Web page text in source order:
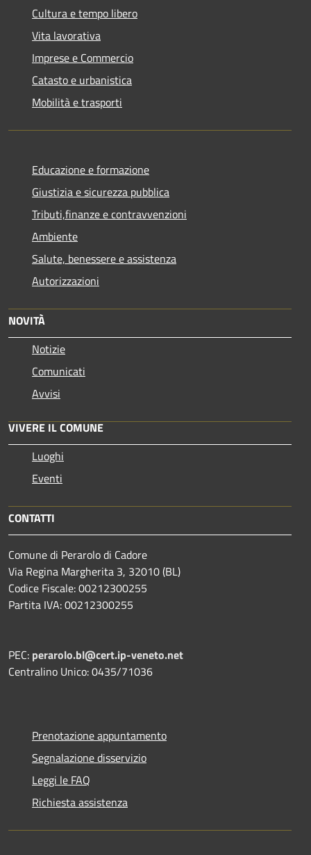
Cultura e tempo libero
Vita lavorativa
Imprese e Commercio
Catasto e urbanistica
Mobilità e trasporti
Educazione e formazione
Giustizia e sicurezza pubblica
Tributi,finanze e contravvenzioni
Ambiente
Salute, benessere e assistenza
Autorizzazioni
NOVITÀ
Notizie
Comunicati
Avvisi
VIVERE IL COMUNE
Luoghi
Eventi
CONTATTI
Comune di Perarolo di Cadore
Via Regina Margherita 3, 32010 (BL)
Codice Fiscale: 00212300255
Partita IVA: 00212300255
PEC: perarolo.bl@cert.ip-veneto.net
Centralino Unico: 0435/71036
Prenotazione appuntamento
Segnalazione disservizio
Leggi le FAQ
Richiesta assistenza